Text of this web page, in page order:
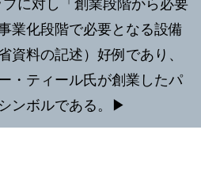
に対し「創業段階から必要
業化段階で必要となる設備
資料の記述）好例であり、
・ティール氏が創業したパ
ンボルである。▶︎